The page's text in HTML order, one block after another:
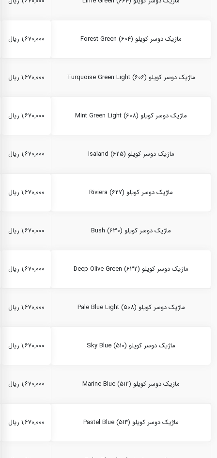
ماژیک دوسر کویلو Forest Green (604) ۱,۶۷۰,۰۰۰ ریال
ماژیک دوسر کویلو Turquoise Green Light (606) ۱,۶۷۰,۰۰۰ ریال
ماژیک دوسر کویلو Mint Green Light (608) ۱,۶۷۰,۰۰۰ ریال
ماژیک دوسر کویلو Isaland (625) ۱,۶۷۰,۰۰۰ ریال
ماژیک دوسر کویلو Riviera (627) ۱,۶۷۰,۰۰۰ ریال
ماژیک دوسر کویلو Bush (630) ۱,۶۷۰,۰۰۰ ریال
ماژیک دوسر کویلو Deep Olive Green (632) ۱,۶۷۰,۰۰۰ ریال
ماژیک دوسر کویلو Pale Blue Light (508) ۱,۶۷۰,۰۰۰ ریال
ماژیک دوسر کویلو Sky Blue (510) ۱,۶۷۰,۰۰۰ ریال
ماژیک دوسر کویلو Marine Blue (512) ۱,۶۷۰,۰۰۰ ریال
ماژیک دوسر کویلو Pastel Blue (514) ۱,۶۷۰,۰۰۰ ریال